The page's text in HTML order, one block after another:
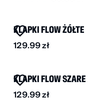
KLAPKI FLOW ŻÓŁTE
129.99zł
KLAPKI FLOW SZARE
129.99zł